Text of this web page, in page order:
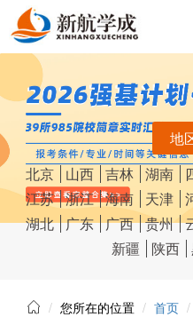
地
北京
山西 吉林 湖南
江苏 浙江 海南 天津
湖北 广东 广西 贵州
新疆
陕西
您所在的位置 首页